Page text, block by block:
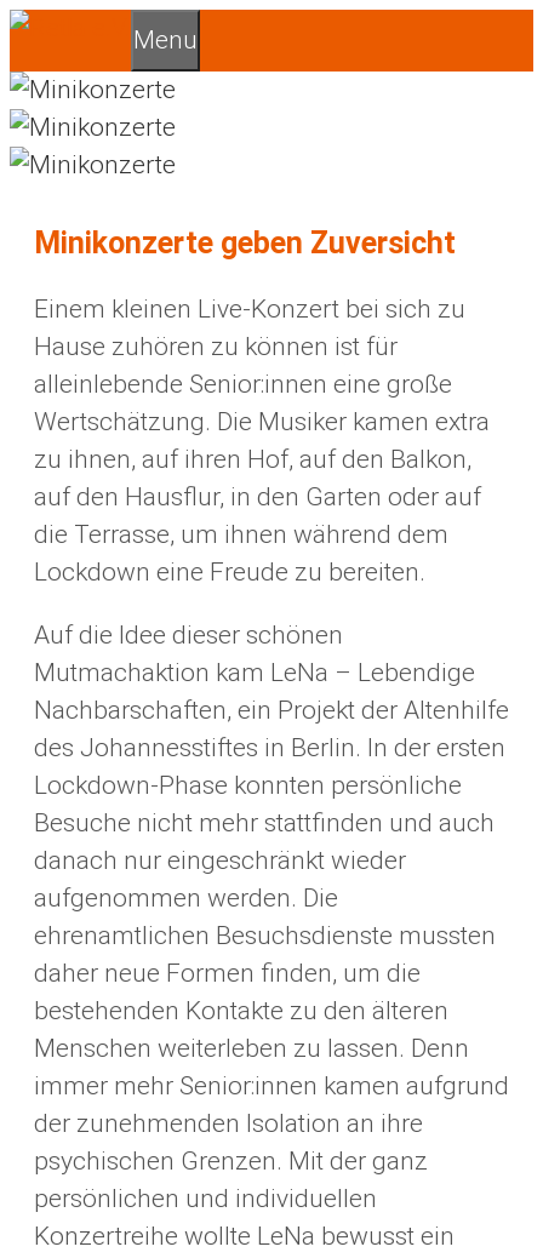
Zum
Inhalt
springen
Menu
Minikonzerte geben Zuversicht
Einem kleinen Live-Konzert bei sich zu
Hause zuhören zu können ist für
alleinlebende Senior:innen eine große
Wertschätzung. Die Musiker kamen extra
zu ihnen, auf ihren Hof, auf den Balkon,
auf den Hausflur, in den Garten oder auf
die Terrasse, um ihnen während dem
Lockdown eine Freude zu bereiten.
Auf die Idee dieser schönen
Mutmachaktion kam LeNa – Lebendige
Nachbarschaften, ein Projekt der Altenhilfe
des Johannesstiftes in Berlin. In der ersten
Lockdown-Phase konnten persönliche
Besuche nicht mehr stattfinden und auch
danach nur eingeschränkt wieder
aufgenommen werden. Die
ehrenamtlichen Besuchsdienste mussten
daher neue Formen finden, um die
bestehenden Kontakte zu den älteren
Menschen weiterleben zu lassen. Denn
immer mehr Senior:innen kamen aufgrund
der zunehmenden Isolation an ihre
psychischen Grenzen. Mit der ganz
persönlichen und individuellen
Konzertreihe wollte LeNa bewusst ein